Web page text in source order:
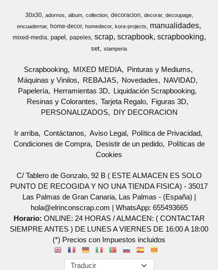
30x30 adornos album collection decoracion decorar
decoupage
encuadernar
home-decor homedecor kora-projects manualidades
mixed-media papel papeles scrap scrapbook scrapbooking
set stamperia
Scrapbooking MIXED MEDIA
Pinturas y Mediums
Máquinas y Vinilos
REBAJAS Novedades
NAVIDAD
Papelería
Herramientas 3D
Liquidación Scrapbooking
Resinas y Colorantes
Tarjeta Regalo
Figuras 3D
PERSONALIZADOS
DIY DECORACION
Ir arriba Contáctanos Aviso Legal
Política de Privacidad
Condiciones de Compra
Desistir de un pedido
Políticas de
Cookies
C/ Tablero de Gonzalo, 92 B ( ESTE ALMACEN ES SOLO
PUNTO DE RECOGIDA Y NO UNA TIENDA FISICA) - 35017
Las Palmas de Gran Canaria, Las Palmas - (España) |
hola@elrinconscrap.com | WhatsApp: 655493665
Horario: ONLINE: 24 HORAS / ALMACEN: ( CONTACTAR
SIEMPRE ANTES ) DE LUNES A VIERNES DE 16:00 A 18:00
(*) Precios con Impuestos incluidos